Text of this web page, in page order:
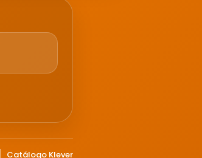
Catálogo Klever